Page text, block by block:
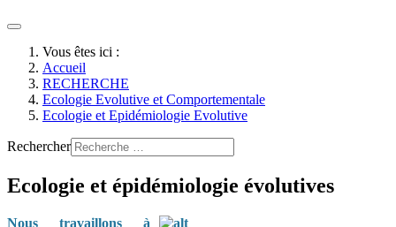
Vous êtes ici :
Accueil
RECHERCHE
Ecologie Evolutive et Comportementale
Ecologie et Epidémiologie Evolutive
Rechercher
Ecologie et épidémiologie évolutives
Nous travaillons à